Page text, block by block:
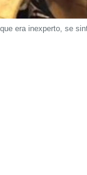
era inexperto, se